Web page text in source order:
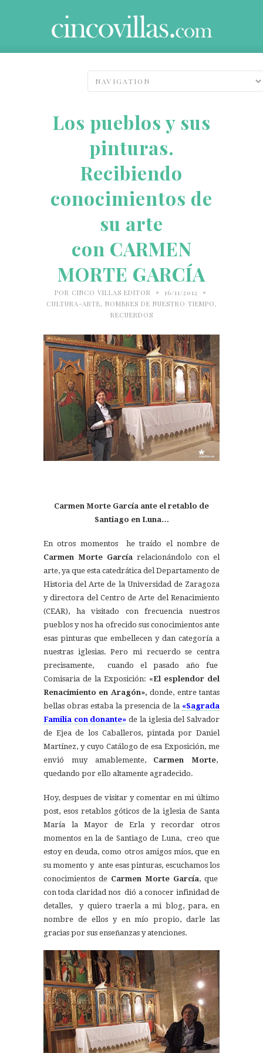
Los pueblos y sus
pinturas.
Recibiendo
conocimientos de
su arte
con CARMEN
MORTE GARCÍA
POR CINCO VILLAS EDITOR • 16/11/2012 •
CULTURA-ARTE, NOMBRES DE NUESTRO TIEMPO ,
RECUERDOS
Carmen Morte García ante el retablo de
Santiago en Luna…
En otros momentos he traído el nombre de
Carmen Morte García relacionándolo con el
arte, ya que esta catedrática del Departamento de
Historia del Arte de la Universidad de Zaragoza
y directora del Centro de Arte del Renacimiento
(CEAR), ha visitado con frecuencia nuestros
pueblos y nos ha ofrecido sus conocimientos ante
esas pinturas que embellecen y dan categoría a
nuestras iglesias. Pero mi recuerdo se centra
precisamente, cuando el pasado año fue
Comisaria de la Exposición: «El esplendor del
Renacimiento en Aragón», donde, entre tantas
bellas obras estaba la presencia de la «Sagrada
Familia con donante» de la iglesia del Salvador
de Ejea de los Caballeros, pintada por Daniel
Martínez, y cuyo Catálogo de esa Exposición, me
envió muy amablemente, Carmen Morte,
quedando por ello altamente agradecido.
Hoy, despues de visitar y comentar en mi último
post, esos retablos góticos de la iglesia de Santa
María la Mayor de Erla y recordar otros
momentos en la de Santiago de Luna, creo que
estoy en deuda, como otros amigos míos, que en
su momento y ante esas pinturas, escuchamos los
conocimientos de Carmen Morte García, que
con toda claridad nos dió a conocer infinidad de
detalles, y quiero traerla a mi blog, para, en
nombre de ellos y en mío propio, darle las
gracias por sus enseñanzas y atenciones.